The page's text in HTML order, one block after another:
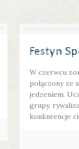
Festyn
W czerwcu
połączony ze
jedzeniem.
grupy,
konkurencje